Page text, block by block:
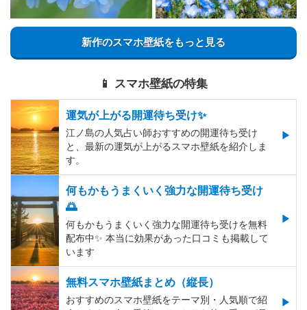
新作のスマホ壁紙をもっと見る
📱 スマホ壁紙の特集
運気が上がる開運待ち受け✨
江ノ島の人気占い師おすすめの開運待ち受け
と、最新の運気が上がるスマホ壁紙を紹介しま
す。
何もかもうまくいく強力な開運待ち受け
🌅
何もかもうまくいく強力な開運待ち受けを無料
配布中✨️ 本当に効果があった口コミも掲載して
います
無料スマホ壁紙まとめ（縦長）
おすすめのスマホ壁紙をテーマ別・人気順で紹